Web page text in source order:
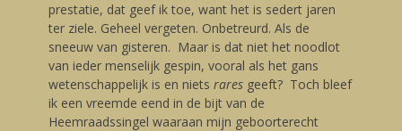
prestatie, dat geef ik toe, want het is sedert jaren
ter ziele. Geheel vergeten. Onbetreurd. Als de
sneeuw van gisteren. Maar is dat niet het noodlot
van ieder menselijk gespin, vooral als het gans
wetenschappelijk is en niets rares geeft? Toch bleef
ik een vreemde eend in de bijt van de
Heemraadssingel waaraan mijn geboorterecht